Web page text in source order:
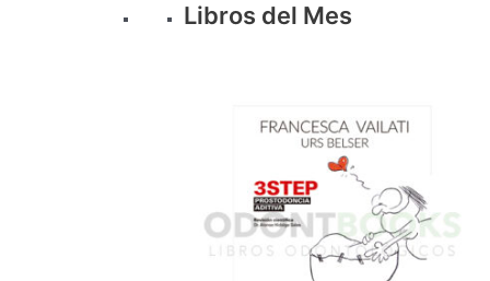
Libros del Mes